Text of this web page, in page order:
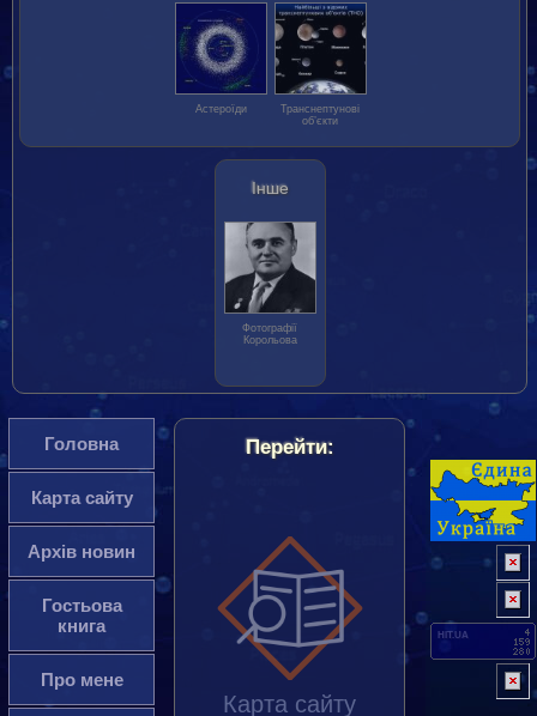
Астероїди
Транс­нептунові
об’єкти
Інше
Фотографії
Корольова
Головна
Карта сайту
Архів новин
Гостьова
книга
Про мене
Перейти:
Карта сайту
HIT.UA